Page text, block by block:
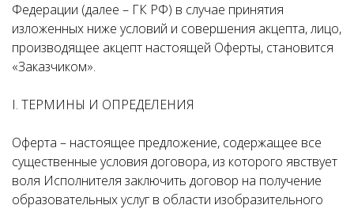
Федерации (далее – ГК РФ) в случае принятия
изложенных ниже условий и совершения акцепта, лицо,
производящее акцепт настоящей Оферты, становится
«Заказчиком».
I. ТЕРМИНЫ И ОПРЕДЕЛЕНИЯ
Оферта – настоящее предложение, содержащее все
существенные условия договора, из которого явствует
воля Исполнителя заключить договор на получение
образовательных услуг в области изобразительного